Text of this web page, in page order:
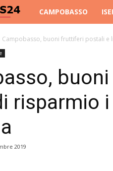
Molise
News
CAMPOBASSO
Campobasso, buoni fruttiferi postali e
risparmio
2019